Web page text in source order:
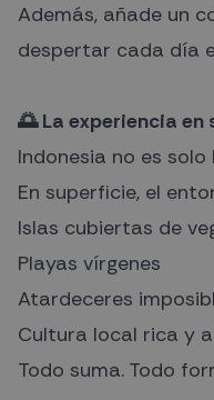
Además, añade un
despertar cada día
🌅 La experiencia en
Indonesia no es
En superficie, el
Islas cubiertas de
Playas vírgenes
Atardeceres
Cultura local rica y
Todo suma. Todo